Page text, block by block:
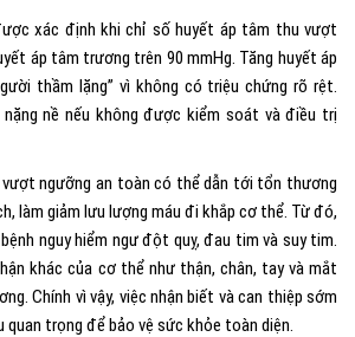
xác định khi chỉ số huyết áp tâm thu vượt
áp tâm trương trên 90 mmHg. Tăng huyết áp
thầm lặng” vì không có triệu chứng rõ rệt.
nặng nề nếu không được kiểm soát và điều trị
vượt ngưỡng an toàn có thể dẫn tới tổn thương
làm giảm lưu lượng máu đi khắp cơ thể. Từ đó,
nguy hiểm ngư đột quỵ, đau tim và suy tim.
khác của cơ thể như thận, chân, tay và mắt
Chính vì vậy, việc nhận biết và can thiệp sớm
quan trọng để bảo vệ sức khỏe toàn diện.